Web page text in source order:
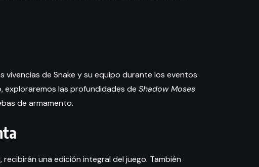
vivencias de Snake y su equipo durante los eventos
exploraremos las profundidades de Shadow Moses
de armamento.
recibirán una edición integral del juego. También